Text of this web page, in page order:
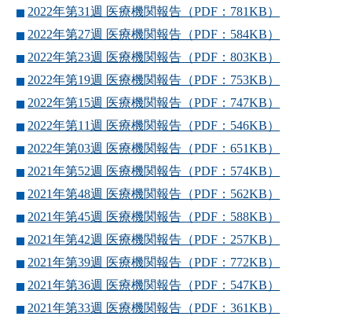
2022年第31週 医療機関報告（PDF：781KB）
2022年第27週 医療機関報告（PDF：584KB）
2022年第23週 医療機関報告（PDF：803KB）
2022年第19週 医療機関報告（PDF：753KB）
2022年第15週 医療機関報告（PDF：747KB）
2022年第11週 医療機関報告（PDF：546KB）
2022年第03週 医療機関報告（PDF：651KB）
2021年第52週 医療機関報告（PDF：574KB）
2021年第48週 医療機関報告（PDF：562KB）
2021年第45週 医療機関報告（PDF：588KB）
2021年第42週 医療機関報告（PDF：257KB）
2021年第39週 医療機関報告（PDF：772KB）
2021年第36週 医療機関報告（PDF：547KB）
2021年第33週 医療機関報告（PDF：361KB）